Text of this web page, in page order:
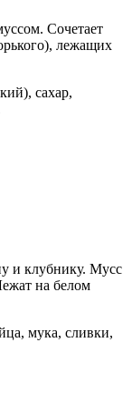
Сочетает
лежащих
сахар,
и клубнику. Мусс
на белом
мука, сливки,